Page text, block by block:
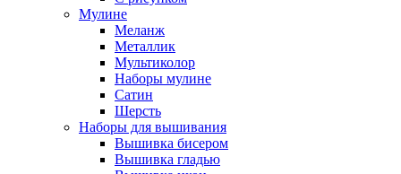
Мулине
Меланж
Металлик
Мультиколор
Наборы мулине
Сатин
Шерсть
Наборы для вышивания
Вышивка бисером
Вышивка гладью